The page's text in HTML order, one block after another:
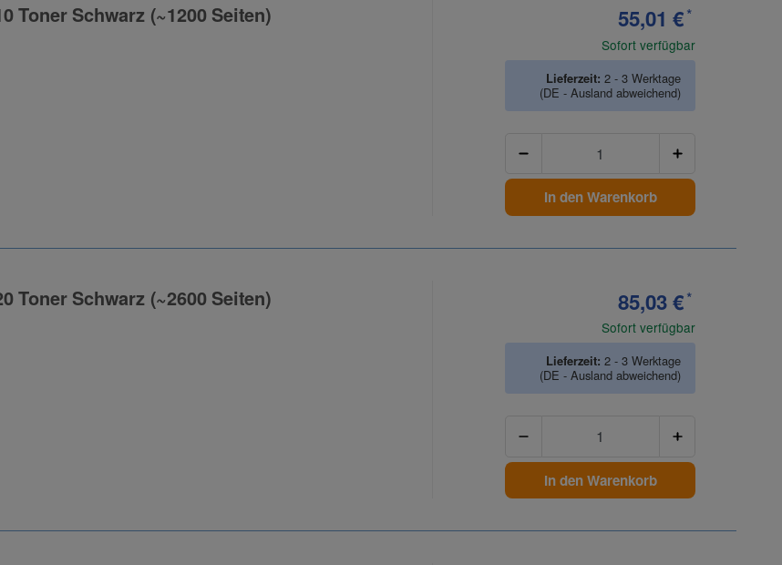
Toner Schwarz (~1200 Seiten) 55,01 €*
Sofort verfügbar
Lieferzeit: 2 - 3 Werktage
(DE - Ausland abweichend)
In den Warenkorb
Toner Schwarz (~2600 Seiten) 85,03 €*
Sofort verfügbar
Lieferzeit: 2 - 3 Werktage
(DE - Ausland abweichend)
In den Warenkorb